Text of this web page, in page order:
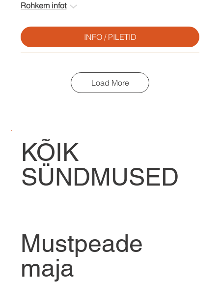
Rohkem infot
INFO / PILETID
Load More
KÕIK
SÜNDMUSED
Mustpeade
maja